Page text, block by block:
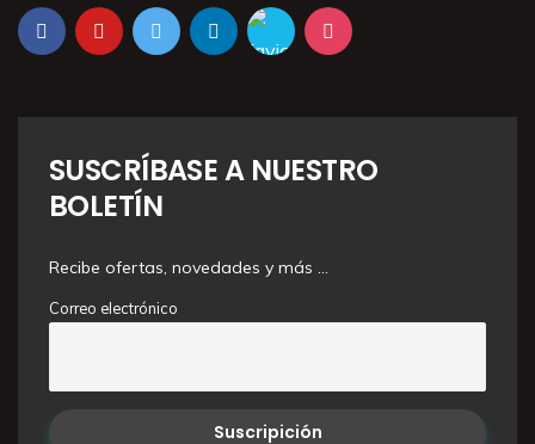
SUSCRÍBASE A NUESTRO
BOLETÍN
Recibe ofertas, novedades y más …
Correo electrónico